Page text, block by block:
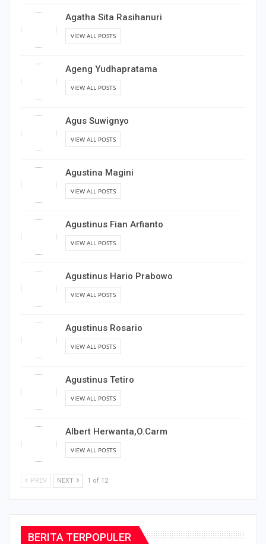
Agatha Sita Rasihanuri
VIEW ALL POSTS
Ageng Yudhapratama
VIEW ALL POSTS
Agus Suwignyo
VIEW ALL POSTS
Agustina Magini
VIEW ALL POSTS
Agustinus Fian Arfianto
VIEW ALL POSTS
Agustinus Hario Prabowo
VIEW ALL POSTS
Agustinus Rosario
VIEW ALL POSTS
Agustinus Tetiro
VIEW ALL POSTS
Albert Herwanta,O.Carm
VIEW ALL POSTS
PREV NEXT 1 of 12
BERITA TERPOPULER